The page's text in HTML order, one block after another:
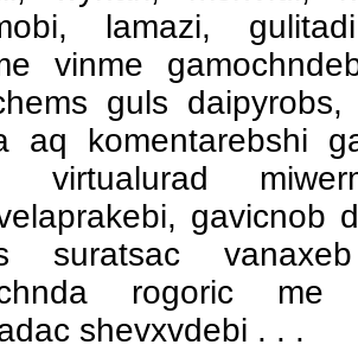
lamazi,
vinme
guls daipyrobs,
aq komentarebshi
virtualurad
gavicnob
suratsac
rogoric me
shevxvdebi . . .